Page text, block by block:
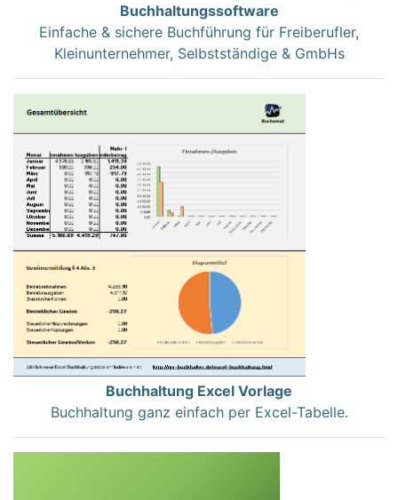
Buchhaltungssoftware
Einfache & sichere Buchführung für Freiberufler,
Kleinunternehmer, Selbstständige & GmbHs
Buchhaltung Excel Vorlage
Buchhaltung ganz einfach per Excel-Tabelle.